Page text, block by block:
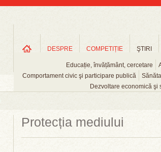
DESPRE COMPETIȚIE ŞTIRI
Educație, învățământ, cercetare
Comportament civic şi participare publică
Dezvoltare economică şi
Protecția mediului